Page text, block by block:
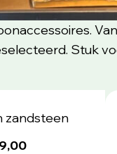
Stuk
zandsteen